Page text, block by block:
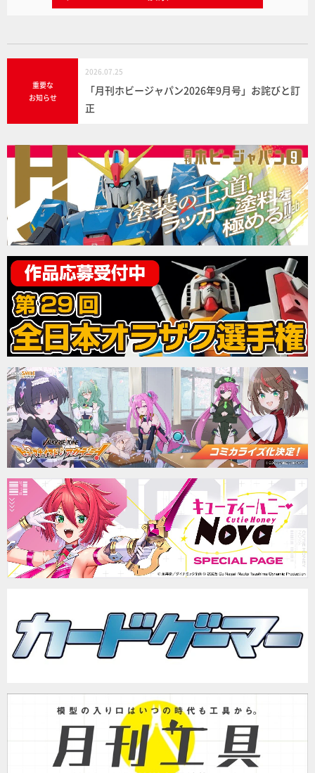
重要な
お知らせ
2026.07.25
「月刊ホビージャパン2026年9月号」お詫びと訂
正